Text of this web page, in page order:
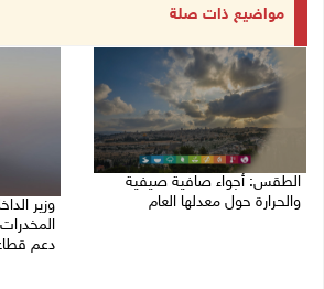
مواضيع ذات صلة
الطقس: أجواء صافية صيفية
والحرارة حول معدلها العام
وزير
دعم